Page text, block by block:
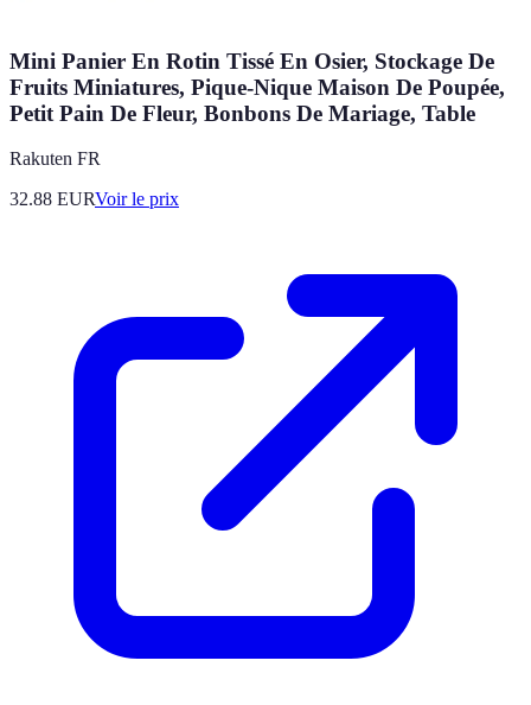
Mini Panier En Rotin Tissé En Osier, Stockage De
Fruits Miniatures, Pique-Nique Maison De Poupée,
Petit Pain De Fleur, Bonbons De Mariage, Table
Rakuten FR
32.88 EURVoir le prix